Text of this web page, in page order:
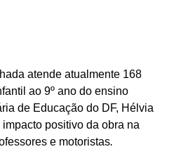
atende atualmente 168
ao 9º ano do ensino
de Educação do DF, Hélvia
positivo da obra na
e motoristas.